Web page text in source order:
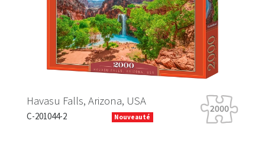
Arizona, USA
Nouveauté
Tiger Tour
B-066339